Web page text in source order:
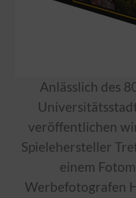
Anlässlich des
veröffentlichen
Spielehersteller
einem
Werbefotografen